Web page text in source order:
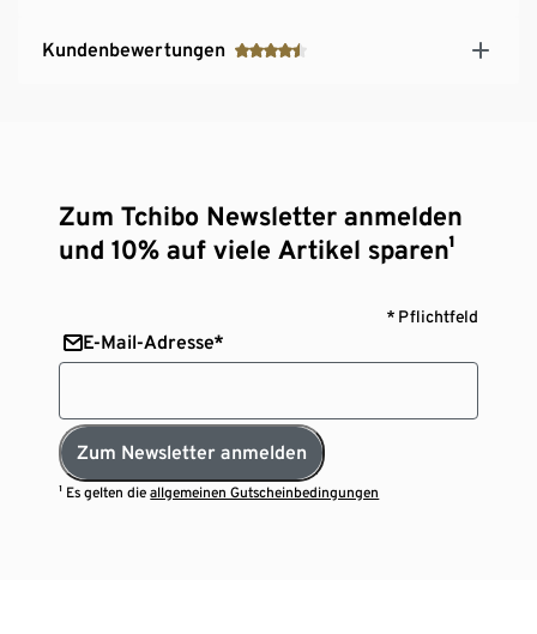
Kundenbewertungen
Zum Tchibo Newsletter anmelden
und 10% auf viele Artikel sparen¹
* Pflichtfeld
E-Mail-Adresse*
Zum Newsletter anmelden
¹ Es gelten dieallgemeinen Gutscheinbedingungen